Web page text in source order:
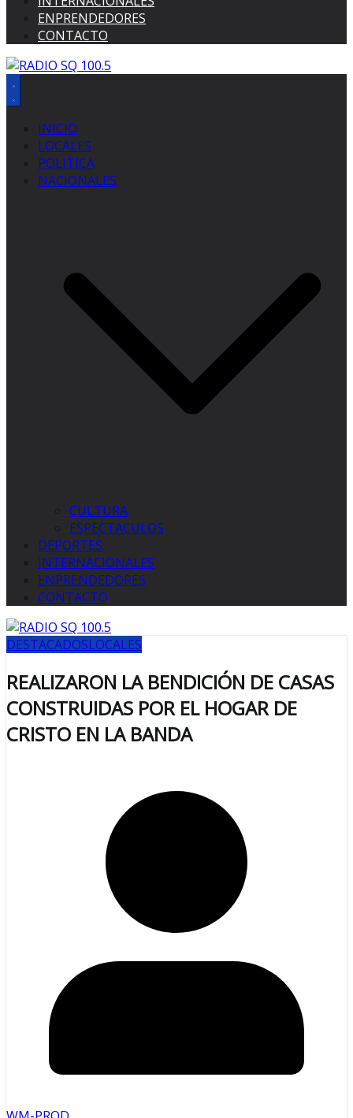
ENPRENDEDORES
CONTACTO
INICIO
LOCALES
POLITICA
NACIONALES
CULTURA
ESPECTACULOS
DEPORTES
INTERNACIONALES
ENPRENDEDORES
CONTACTO
DESTACADOSLOCALES
REALIZARON LA BENDICIÓN DE CASAS
CONSTRUIDAS POR EL HOGAR DE
CRISTO EN LA BANDA